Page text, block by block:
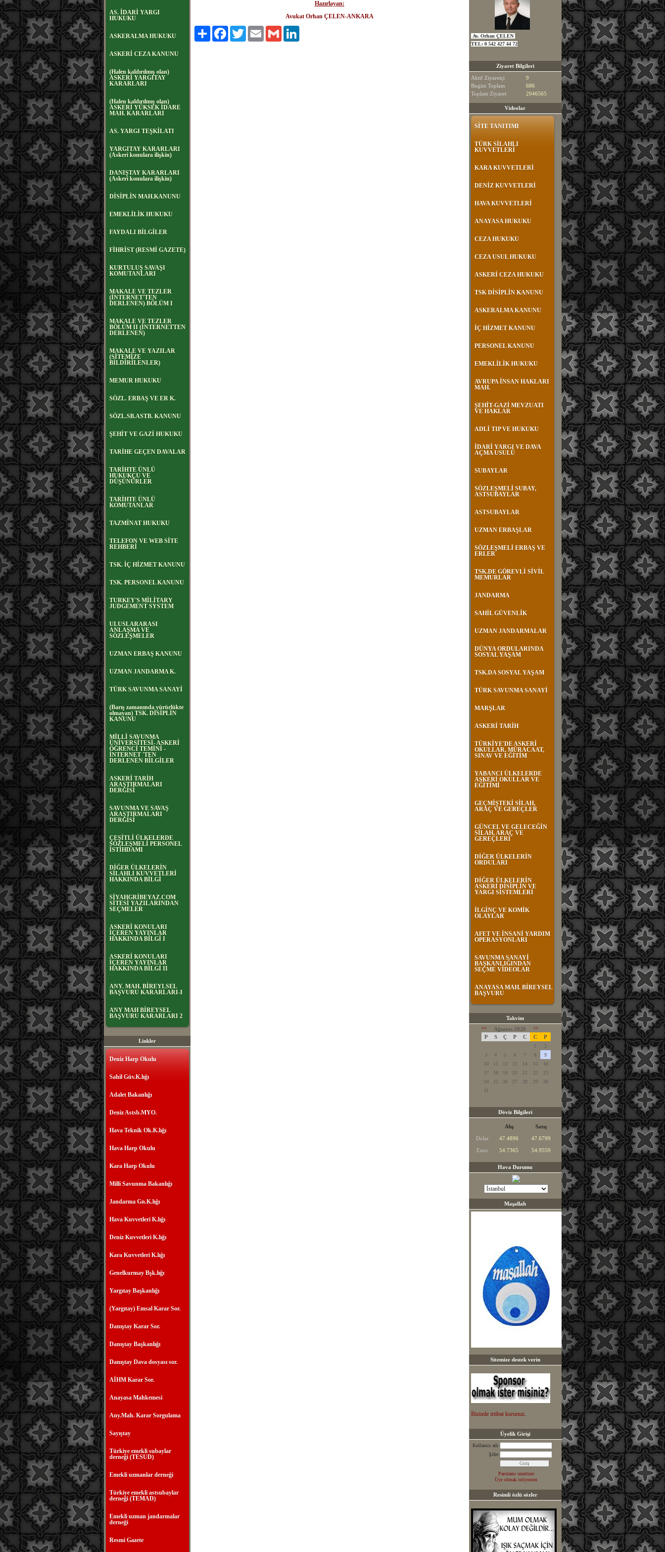
AS. İDARİ YARGI
HUKUKU
ASKERALMA HUKUKU
ASKERİ CEZA KANUNU
(Halen kaldırılmış olan)
ASKERİ YARGITAY
KARARLARI
(Halen kaldırılmış olan)
ASKERİ YÜKSEK İDARE
MAH. KARARLARI
AS. YARGI TEŞKİLATI
YARGITAY KARARLARI
(Askeri konulara ilişkin)
DANIŞTAY KARARLARI
(Askeri konulara ilişkin)
DİSİPLİN MAH.KANUNU
EMEKLİLİK HUKUKU
FAYDALI BİLGİLER
FİHRİST (RESMİ GAZETE)
KURTULUŞ SAVAŞI
KOMUTANLARI
MAKALE VE TEZLER
(İNTERNET'TEN
DERLENEN) BÖLÜM I
MAKALE VE TEZLER
BÖLÜM II (İNTERNETTEN
DERLENEN)
MAKALE VE YAZILAR
(SİTEMİZE
BİLDİRİLENLER)
MEMUR HUKUKU
SÖZL. ERBAŞ VE ER K.
SÖZL.SB.ASTB. KANUNU
ŞEHİT VE GAZİ HUKUKU
TARİHE GEÇEN DAVALAR
TARİHTE ÜNLÜ
HUKUKÇU VE
DÜŞÜNÜRLER
TARİHTE ÜNLÜ
KOMUTANLAR
TAZMİNAT HUKUKU
TELEFON VE WEB SİTE
REHBERİ
TSK. İÇ HİZMET KANUNU
TSK. PERSONEL KANUNU
TURKEY'S MİLİTARY
JUDGEMENT SYSTEM
ULUSLARARASI
ANLAŞMA VE
SÖZLEŞMELER
UZMAN ERBAŞ KANUNU
UZMAN JANDARMA K.
TÜRK SAVUNMA SANAYİ
(Barış zamanında yürürlükte
olmayan) TSK. DİSİPLİN
KANUNU
MİLLİ SAVUNMA
ÜNİVERSİTESİ- ASKERİ
ÖĞRENCİ TEMİNİ -
İNTERNET 'TEN
DERLENEN BİLGİLER
ASKERİ TARİH
ARAŞTIRMALARI
DERGİSİ
SAVUNMA VE SAVAŞ
ARAŞTIRMALARI
DERGİSİ
ÇEŞİTLİ ÜLKELERDE
SÖZLEŞMELİ PERSONEL
İSTİHDAMI
DİĞER ÜLKELERİN
SİLAHLI KUVVETLERİ
HAKKINDA BİLGİ
SİYAHGRİBEYAZ.COM
SİTESİ YAZILARINDAN
SEÇMELER
ASKERİ KONULARI
İÇEREN YAYINLAR
HAKKINDA BİLGİ I
ASKERİ KONULARI
İÇEREN YAYINLAR
HAKKINDA BİLGİ II
ANY. MAH. BİREYLSEL
BAŞVURU KARARLARI-I
ANY MAH BİREYSEL
BAŞVURU KARARLARI 2
Linkler
Deniz Harp Okulu
Sahil Güv.K.lığı
Adalet Bakanlığı
Deniz Astsb.MYO.
Hava Teknik Ok.K.lığı
Hava Harp Okulu
Kara Harp Okulu
Milli Savunma Bakanlığı
Jandarma Gn.K.lığı
Hava Kuvvetleri K.lığı
Deniz Kuvvetleri K.lığı
Kara Kuvvetleri K.lığı
Genelkurmay Bşk.lığı
Yargıtay Başkanlığı
(Yargıtay) Emsal Karar Sor.
Danıştay Karar Sor.
Danıştay Başkanlığı
Danıştay Dava dosyası sor.
AİHM Karar Sor.
Anayasa Mahkemesi
Any.Mah. Karar Sorgulama
Sayıştay
Türkiye emekli subaylar
derneği (TESUD)
Emekli uzmanlar derneği
Türkiye emekli astsubaylar
derneği (TEMAD)
Emekli uzman jandarmalar
derneği
Resmi Gazete
Hazırlayan:
Avukat Orhan ÇELEN-ANKARA
Paylaş
FacebookTwitter Email Gmail
Av. Orhan ÇELEN
TEL: 0 542 427 44 72
Ziyaret Bilgileri
Aktif Ziyaretçi
9
Bugün Toplam
686
Toplam Ziyaret
2046565
Videolar
SİTE TANITIMI
TÜRK SİLAHLI
KUVVETLERİ
KARA KUVVETLERİ
DENİZ KUVVETLERİ
HAVA KUVVETLERİ
ANAYASA HUKUKU
CEZA HUKUKU
CEZA USUL HUKUKU
ASKERİ CEZA HUKUKU
TSK DİSİPLİN KANUNU
ASKERALMA KANUNU
İÇ HİZMET KANUNU
PERSONEL KANUNU
EMEKLİLİK HUKUKU
AVRUPA İNSAN HAKLARI
MAH.
ŞEHİT-GAZİ MEVZUATI
VE HAKLAR
ADLİ TIP VE HUKUKU
İDARİ YARGI VE DAVA
AÇMA USULÜ
SUBAYLAR
SÖZLEŞMELİ SUBAY,
ASTSUBAYLAR
ASTSUBAYLAR
UZMAN ERBAŞLAR
SÖZLEŞMELİ ERBAŞ VE
ERLER
TSK.DE GÖREVLİ SİVİL
MEMURLAR
JANDARMA
SAHİL GÜVENLİK
UZMAN JANDARMALAR
DÜNYA ORDULARINDA
SOSYAL YAŞAM
TSK.DA SOSYAL YAŞAM
TÜRK SAVUNMA SANAYİ
MARŞLAR
ASKERİ TARİH
TÜRKİYE'DE ASKERİ
OKULLAR, MÜRACAAT,
SINAV VE EĞİTİM
YABANCI ÜLKELERDE
ASKERİ OKULLAR VE
EĞİTİMİ
GEÇMİŞTEKİ SİLAH,
ARAÇ VE GEREÇLER
GÜNCEL VE GELECEĞİN
SİLAH, ARAÇ VE
GEREÇLERİ
DİĞER ÜLKELERİN
ORDULARI
DİĞER ÜLKELERİN
ASKERİ DİSİPLİN VE
YARGI SİSTEMLERİ
İLGİNÇ VE KOMİK
OLAYLAR
AFET VE İNSANİ YARDIM
OPERASYONLARI
SAVUNMA SANAYİ
BAŞKANLIĞINDAN
SEÇME VİDEOLAR
ANAYASA MAH. BİREYSEL
BAŞVURU
Takvim
<< Ağustos 2026 >>
P S Ç P C C P
1
2
3
4 5 6 7 8
9
10
11 12 13 14 15
16
17
18 19 20 21 22
23
24
25 26 27 28 29
30
31
Döviz Bilgileri
Alış
Satış
Dolar
47.4896
47.6799
Euro
54.7365 54.9559
Hava Durumu
Maşallah
Sitemize destek verin
Bizimle irtibat kurunuz.
Üyelik Girişi
Kullanıcı adı
Şifre
Parolamı unuttum
Üye olmak istiyorum
Resimli özlü sözler